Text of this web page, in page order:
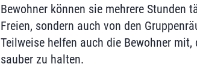
Bewohner können sie mehrere Stunden
Freien, sondern auch von den
Teilweise helfen auch die Bewohner
sauber zu halten.